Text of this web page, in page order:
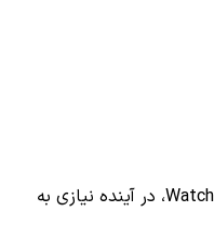
، در آینده نیازی به